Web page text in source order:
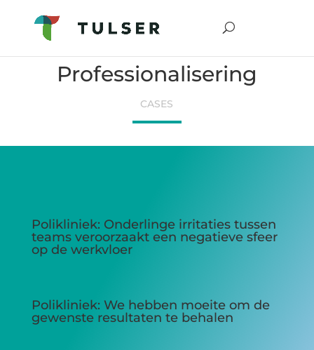
Professionalisering
CASES
Polikliniek: Onderlinge irritaties tussen
teams veroorzaakt een negatieve sfeer
op de werkvloer
Polikliniek: We hebben moeite om de
gewenste resultaten te behalen